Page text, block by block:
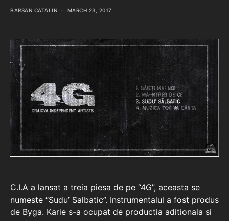
BARSAN CATALIN MARCH 23, 2017
C.I.A a lansat a treia piesa de pe “4G”, aceasta se
numeste “Sudu’ Salbatic”. Instrumentalul a fost produs
de Byga. Karie s-a ocupat de productia aditionala si